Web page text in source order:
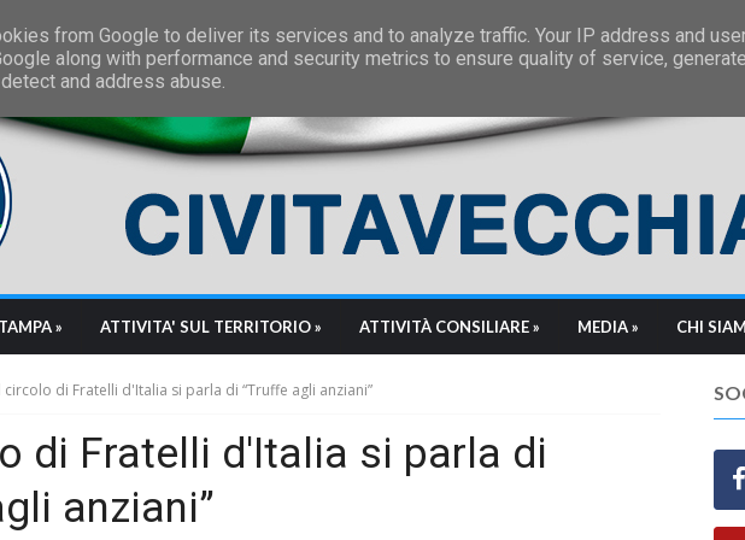
» ATTIVITA' SUL TERRITORIO » ATTIVITÀ CONSILIARE » MEDIA » CHI
circolo di Fratelli d'Italia si parla di “Truffe agli anziani”
di Fratelli d'Italia si parla di
anziani”
from Google to deliver its services and to analyze traffic. Your IP address and
along with performance and security metrics to ensure quality of service,
and address abuse.